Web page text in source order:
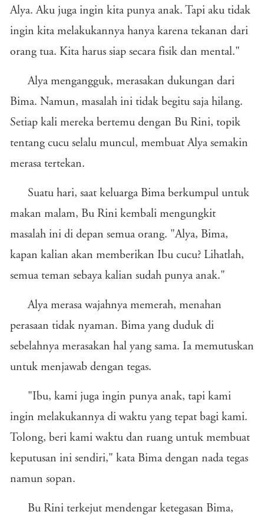
Alya. Aku juga ingin kita punya anak. Tapi aku tidak
ingin kita melakukannya hanya karena tekanan dari
orang tua. Kita harus siap secara fisik dan mental."
Alya mengangguk, merasakan dukungan dari
Bima. Namun, masalah ini tidak begitu saja hilang.
Setiap kali mereka bertemu dengan Bu Rini, topik
tentang cucu selalu muncul, membuat Alya semakin
merasa tertekan.
Suatu hari, saat keluarga Bima berkumpul untuk
makan malam, Bu Rini kembali mengungkit
masalah ini di depan semua orang. "Alya, Bima,
kapan kalian akan memberikan Ibu cucu? Lihatlah,
semua teman sebaya kalian sudah punya anak."
Alya merasa wajahnya memerah, menahan
perasaan tidak nyaman. Bima yang duduk di
sebelahnya merasakan hal yang sama. Ia memutuskan
untuk menjawab dengan tegas.
"Ibu, kami juga ingin punya anak, tapi kami
ingin melakukannya di waktu yang tepat bagi kami.
Tolong, beri kami waktu dan ruang untuk membuat
keputusan ini sendiri," kata Bima dengan nada tegas
namun sopan.
Bu Rini terkejut mendengar ketegasan Bima,